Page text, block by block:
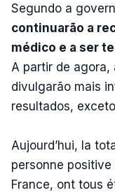
Segundo a
continuarão a
médico e a ser
A partir de agora,
divulgarão mais
resultados,
Aujourd’hui, la
personne positive
France, ont tous